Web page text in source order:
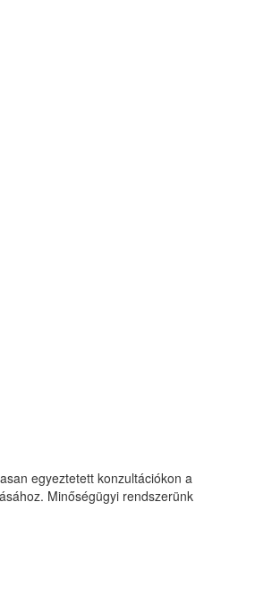
egyeztetett konzultációkon a
Minőségügyi rendszerünk